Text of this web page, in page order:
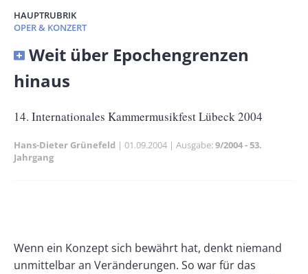
HAUPTRUBRIK
OPER & KONZERT
Banner
Size
Weit über Epochengrenzen
hinaus
Untertitel
14. Internationales Kammermusikfest Lübeck 2004
Hans-Dieter Grünefeld Publikationsdatum
01.09.2004 Ausgabe 9/2004 - 53.
Jahrgang
Rectangle
Right
Body
Wenn ein Konzept sich bewährt hat, denkt niemand
unmittelbar an Veränderungen. So war für das